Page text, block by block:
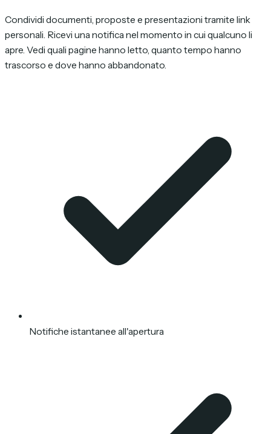
Condividi documenti, proposte e presentazioni tramite link
personali. Ricevi una notifica nel momento in cui qualcuno li
apre. Vedi quali pagine hanno letto, quanto tempo hanno
trascorso e dove hanno abbandonato.
Notifiche istantanee all'apertura